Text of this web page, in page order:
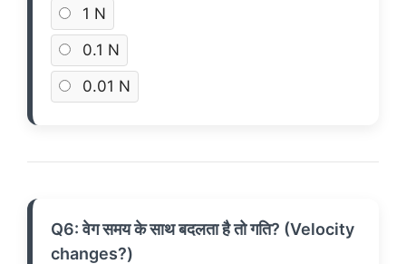
1 N
0.1 N
0.01 N
Q6: वेग समय के साथ बदलता है तो गति? (Velocity
changes?)